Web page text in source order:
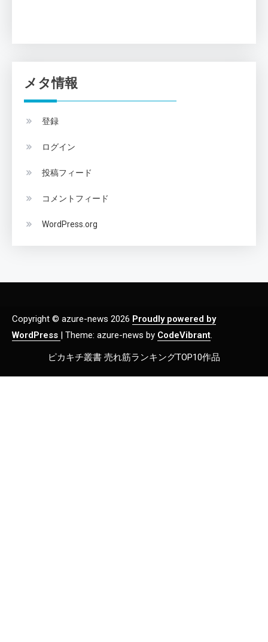
メタ情報
登録
ログイン
投稿フィード
コメントフィード
WordPress.org
Copyright © azure-news 2026 Proudly powered by
WordPress | Theme: azure-news by CodeVibrant.
ピカキチ叢書 売れ筋ランキングTOP10作品